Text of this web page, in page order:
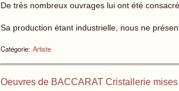
De très nombreux ouvrages lui ont été
Sa production étant industrielle, nous ne
Catégorie: Artiste
Oeuvres de BACCARAT Cristallerie